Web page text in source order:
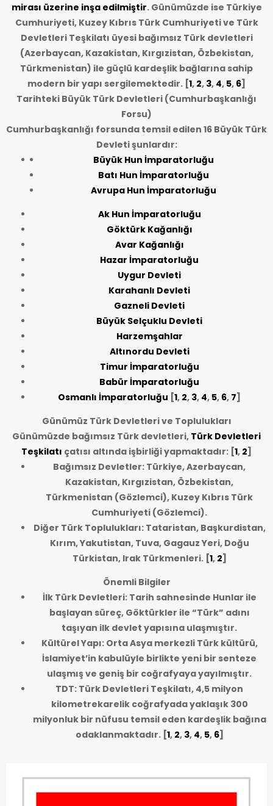
mirası üzerine inşa edilmiştir. Günümüzde ise Türkiye
Cumhuriyeti, Kuzey Kıbrıs Türk Cumhuriyeti ve Türk
Devletleri Teşkilatı üyesi bağımsız Türk devletleri
(Azerbaycan, Kazakistan, Kırgızistan, Özbekistan,
Türkmenistan) ile güçlü kardeşlik bağlarına sahip
modern bir yapı sergilemektedir. [1, 2, 3, 4, 5, 6]
Tarihteki Büyük Türk Devletleri (Cumhurbaşkanlığı
Forsu)
Cumhurbaşkanlığı forsunda temsil edilen 16 Büyük Türk
Devleti şunlardır:
Büyük Hun İmparatorluğu
Batı Hun İmparatorluğu
Avrupa Hun İmparatorluğu
Ak Hun İmparatorluğu
Göktürk Kağanlığı
Avar Kağanlığı
Hazar İmparatorluğu
Uygur Devleti
Karahanlı Devleti
Gazneli Devleti
Büyük Selçuklu Devleti
Harzemşahlar
Altınordu Devleti
Timur İmparatorluğu
Babür İmparatorluğu
Osmanlı İmparatorluğu [1, 2, 3, 4, 5, 6, 7]
Günümüz Türk Devletleri ve Toplulukları
Günümüzde bağımsız Türk devletleri, Türk Devletleri
Teşkilatı çatısı altında işbirliği yapmaktadır: [1, 2]
Bağımsız Devletler: Türkiye, Azerbaycan,
Kazakistan, Kırgızistan, Özbekistan,
Türkmenistan (Gözlemci), Kuzey Kıbrıs Türk
Cumhuriyeti (Gözlemci).
Diğer Türk Toplulukları: Tataristan, Başkurdistan,
Kırım, Yakutistan, Tuva, Gagauz Yeri, Doğu
Türkistan, Irak Türkmenleri.[1, 2]
Önemli Bilgiler
İlk Türk Devletleri: Tarih sahnesinde Hunlar ile
başlayan süreç, Göktürkler ile “Türk” adını
taşıyan ilk devlet yapısına ulaşmıştır.
Kültürel Yapı: Orta Asya merkezli Türk kültürü,
İslamiyet’in kabulüyle birlikte yeni bir senteze
ulaşmış ve geniş bir coğrafyaya yayılmıştır.
TDT: Türk Devletleri Teşkilatı, 4,5 milyon
kilometrekarelik coğrafyada yaklaşık 300
milyonluk bir nüfusu temsil eden kardeşlik bağına
odaklanmaktadır.[1, 2, 3, 4, 5, 6]